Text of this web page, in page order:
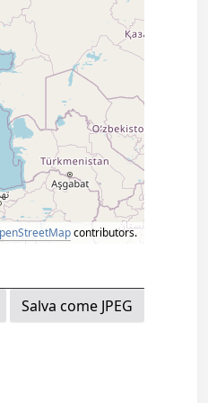
contributors.
Salva come JPEG